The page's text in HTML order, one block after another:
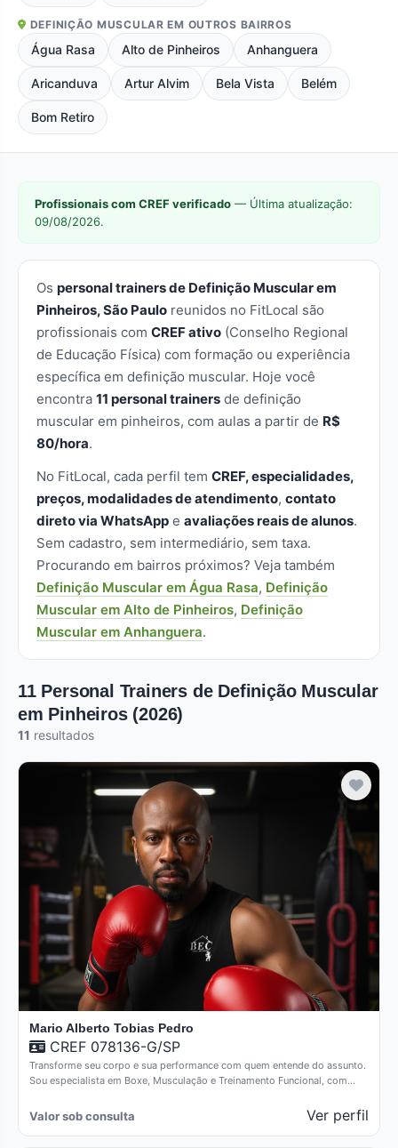
DEFINIÇÃO MUSCULAR EM OUTROS BAIRROS
Água Rasa Alto de Pinheiros Anhanguera
Aricanduva Artur Alvim Bela Vista Belém
Bom Retiro
Profissionais com CREF verificado — Última atualização:
09/08/2026.
Os personal trainers de Definição Muscular em
Pinheiros, São Paulo reunidos no FitLocal são
profissionais com CREF ativo (Conselho Regional
de Educação Física) com formação ou experiência
específica em definição muscular. Hoje você
encontra 11 personal trainers de definição
muscular em pinheiros, com aulas a partir de R$
80/hora.
No FitLocal, cada perfil tem CREF, especialidades,
preços, modalidades de atendimento, contato
direto via WhatsApp e avaliações reais de alunos.
Sem cadastro, sem intermediário, sem taxa.
Procurando em bairros próximos? Veja também
Definição Muscular em Água Rasa, Definição
Muscular em Alto de Pinheiros, Definição
Muscular em Anhanguera.
11 Personal Trainers de Definição Muscular
em Pinheiros (2026)
11 resultados
Mario Alberto Tobias Pedro
CREF 078136-G/SP
Transforme seu corpo e sua performance com quem entende do assunto.
Sou especialista em Boxe, Musculação e Treinamento Funcional, com…
Valor sob consulta Ver perfil